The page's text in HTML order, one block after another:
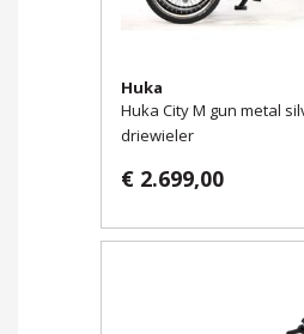
Huka
Huka City M gun metal
driewieler
€ 2.699,00